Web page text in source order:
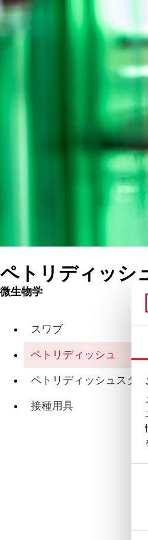
ペトリディッシ
微生物学
スワブ
ペトリディッシュ
ペトリディッシュスタ
接種用具